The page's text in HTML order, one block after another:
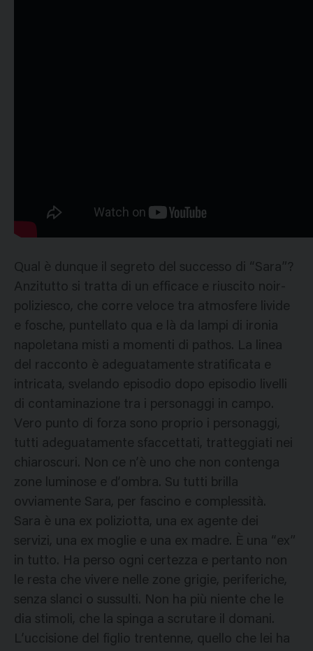
Qual è dunque il segreto del successo di “Sara”?
Anzitutto si tratta di un efficace e riuscito noir-
poliziesco, che corre veloce tra atmosfere livide
e fosche, puntellato qua e là da lampi di ironia
napoletana misti a momenti di pathos. La linea
del racconto è adeguatamente stratificata e
intricata, svelando episodio dopo episodio livelli
di contaminazione tra i personaggi in campo.
Vero punto di forza sono proprio i personaggi,
tutti adeguatamente sfaccettati, tratteggiati nei
chiaroscuri. Non ce n’è uno che non contenga
zone luminose e d’ombra. Su tutti brilla
ovviamente Sara, per fascino e complessità.
Sara è una ex poliziotta, una ex agente dei
servizi, una ex moglie e una ex madre. È una “ex”
in tutto. Ha perso ogni certezza e pertanto non
le resta che vivere nelle zone grigie, periferiche,
senza slanci o sussulti. Non ha più niente che le
dia stimoli, che la spinga a scrutare il domani.
L’uccisione del figlio trentenne, quello che lei ha